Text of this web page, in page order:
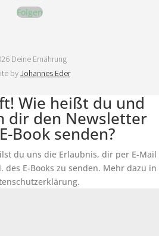
Folgen
Deine Ernährung
byJohannes Eder
Wie heißt du und
dir den Newsletter
Book senden?
du uns die Erlaubnis, dir per E-Mail
E-Books zu senden. Mehr dazu in